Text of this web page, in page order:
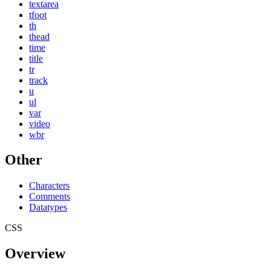
textarea
tfoot
th
thead
time
title
tr
track
u
ul
var
video
wbr
Other
Characters
Comments
Datatypes
CSS
Overview